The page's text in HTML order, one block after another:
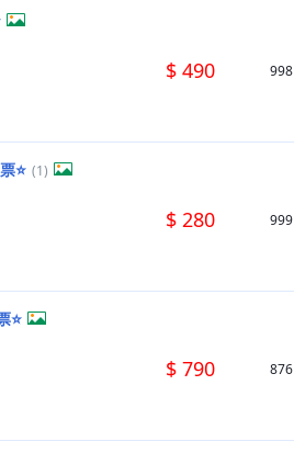
$ 490 998
⭐️ (1)
$ 280 999
⭐️
$ 790 876